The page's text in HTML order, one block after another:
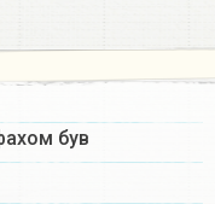
був